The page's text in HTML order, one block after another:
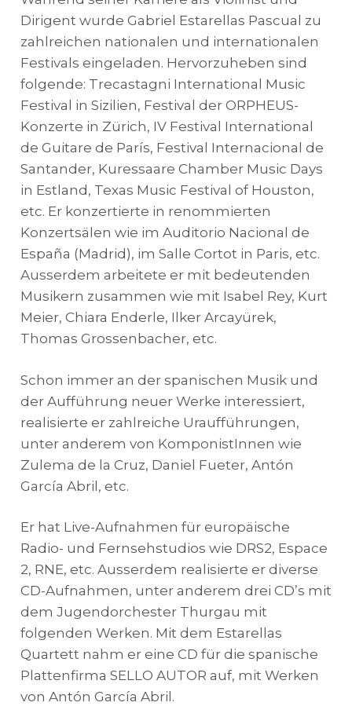
Dirigent wurde Gabriel Estarellas Pascual zu
zahlreichen nationalen und internationalen
Festivals eingeladen. Hervorzuheben sind
folgende: Trecastagni International Music
Festival in Sizilien, Festival der ORPHEUS-
Konzerte in Zürich, IV Festival International
de Guitare de París, Festival Internacional de
Santander, Kuressaare Chamber Music Days
in Estland, Texas Music Festival of Houston,
etc. Er konzertierte in renommierten
Konzertsälen wie im Auditorio Nacional de
España (Madrid), im Salle Cortot in Paris, etc.
Ausserdem arbeitete er mit bedeutenden
Musikern zusammen wie mit Isabel Rey, Kurt
Meier, Chiara Enderle, Ilker Arcayürek,
Thomas Grossenbacher, etc.
Schon immer an der spanischen Musik und
der Aufführung neuer Werke interessiert,
realisierte er zahlreiche Uraufführungen,
unter anderem von KomponistInnen wie
Zulema de la Cruz, Daniel Fueter, Antón
García Abril, etc.
Er hat Live-Aufnahmen für europäische
Radio- und Fernsehstudios wie DRS2, Espace
2, RNE, etc. Ausserdem realisierte er diverse
CD-Aufnahmen, unter anderem drei CD’s mit
dem Jugendorchester Thurgau mit
folgenden Werken. Mit dem Estarellas
Quartett nahm er eine CD für die spanische
Plattenfirma SELLO AUTOR auf, mit Werken
von Antón García Abril.